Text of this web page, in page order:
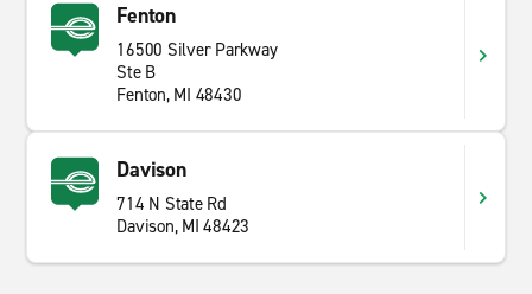
Fenton
16500 Silver Parkway
Ste B
Fenton, MI 48430
Davison
714 N State Rd
Davison, MI 48423